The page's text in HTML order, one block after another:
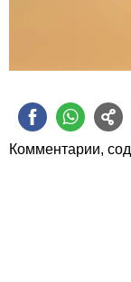
Комментарии,